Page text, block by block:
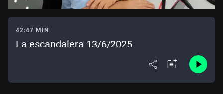
42:47 MIN
La escandalera 13/6/2025